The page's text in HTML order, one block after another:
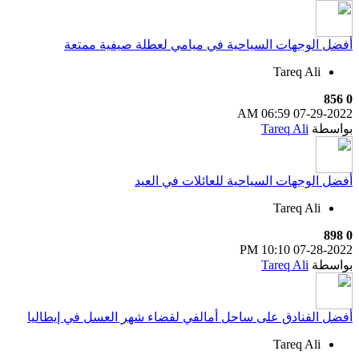
أفضل الوجهات السياحية في ميامي لعطلة صيفية ممتعة
Tareq Ali
0
856
07-29-2022
06:59 AM
بواسطة Tareq Ali
أفضل الوجهات السياحية للعائلات في العيد
Tareq Ali
0
898
07-28-2022
10:10 PM
بواسطة Tareq Ali
أفضل الفنادق على ساحل أمالفي لقضاء شهر العسل في إيطاليا
Tareq Ali